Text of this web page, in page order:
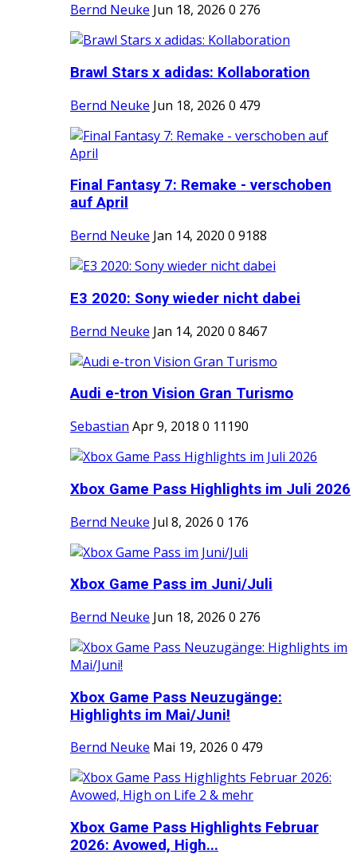
Bernd Neuke Jun 18, 2026 0 276
Brawl Stars x adidas: Kollaboration
Bernd Neuke Jun 18, 2026 0 479
Final Fantasy 7: Remake - verschoben
auf April
Bernd Neuke Jan 14, 2020 0 9188
E3 2020: Sony wieder nicht dabei
Bernd Neuke Jan 14, 2020 0 8467
Audi e-tron Vision Gran Turismo
Sebastian Apr 9, 2018 0 11190
Xbox Game Pass Highlights im Juli 2026
Bernd Neuke Jul 8, 2026 0 176
Xbox Game Pass im Juni/Juli
Bernd Neuke Jun 18, 2026 0 276
Xbox Game Pass Neuzugänge:
Highlights im Mai/Juni!
Bernd Neuke Mai 19, 2026 0 479
Xbox Game Pass Highlights Februar
2026: Avowed, High...